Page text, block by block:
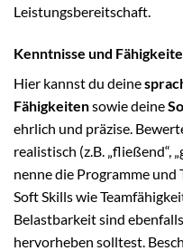
Leistungsbereitschaft.
Kenntnisse und
Hier kannst du deine
Fähigkeitensowie deine
ehrlich und präzise.
realistisch (z.B. „fließend“,
nenne die Programme und
Soft Skills wie
Belastbarkeit sind
hervorheben solltest.